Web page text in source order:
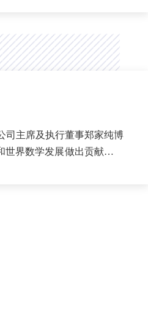
司主席及执行董事郑家纯博
界数学发展做出贡献。奖